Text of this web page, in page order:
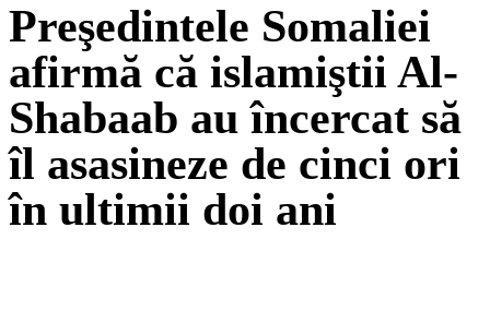
Preşedintele Somaliei
afirmă că islamiştii Al-
Shabaab au încercat să
îl asasineze de cinci ori
în ultimii doi ani